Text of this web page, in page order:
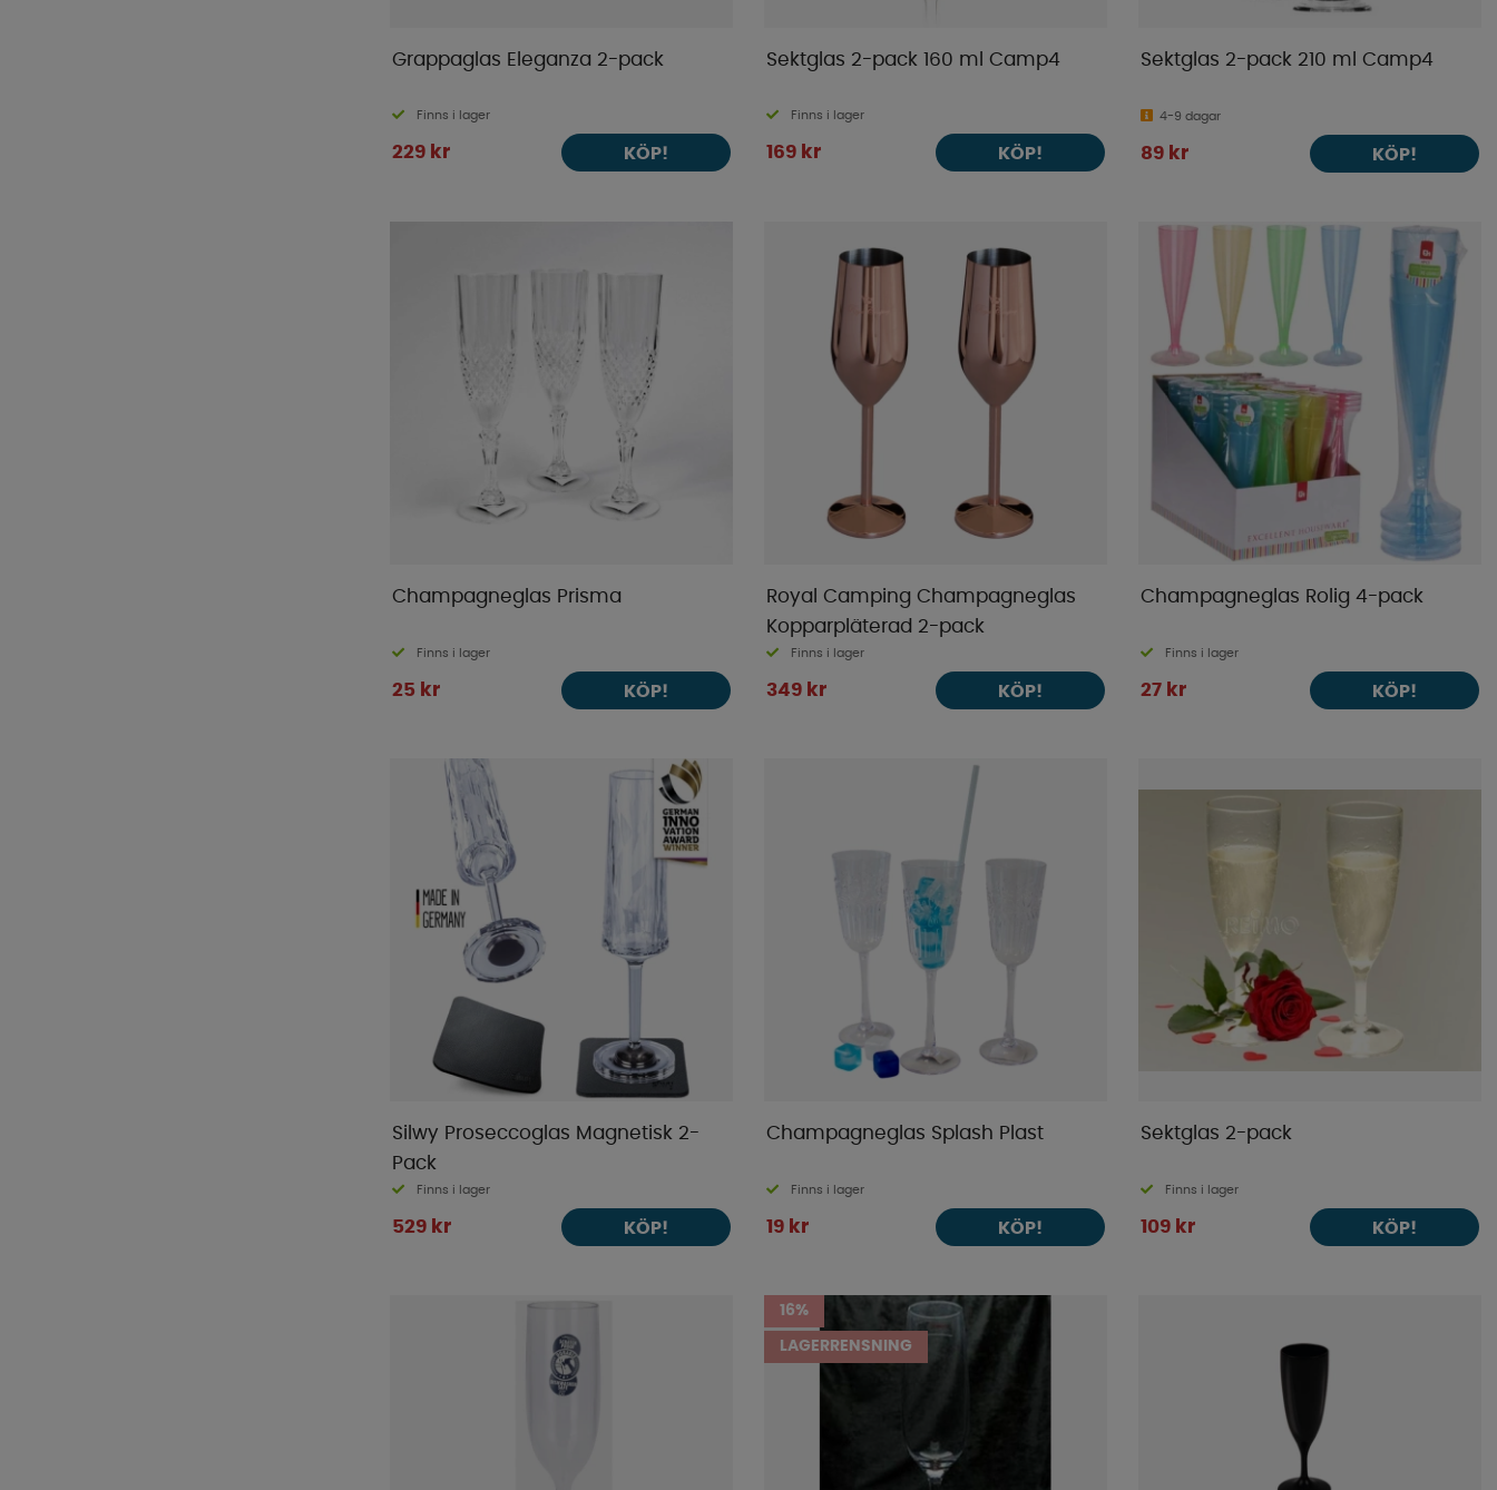
Grappaglas Eleganza 2-pack
Finns i lager
229 kr KÖP!
Sektglas 2-pack 160 ml Camp4
Finns i lager
169 kr KÖP!
Sektglas 2-pack 210 ml Camp4
4-9 dagar
89 kr KÖP!
Champagneglas Prisma
Finns i lager
25 kr KÖP!
Royal Camping Champagneglas
Kopparpläterad 2-pack
Finns i lager
349 kr KÖP!
Champagneglas Rolig 4-pack
Finns i lager
27 kr KÖP!
Silwy Proseccoglas Magnetisk 2-
Pack
Finns i lager
529 kr KÖP!
Champagneglas Splash Plast
Finns i lager
19 kr KÖP!
Sektglas 2-pack
Finns i lager
109 kr KÖP!
16%
LAGERRENSNING